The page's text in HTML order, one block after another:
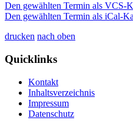
Den gewählten Termin als VCS-
Den gewählten Termin als iCal-
drucken nach oben
Quicklinks
Kontakt
Inhaltsverzeichnis
Impressum
Datenschutz